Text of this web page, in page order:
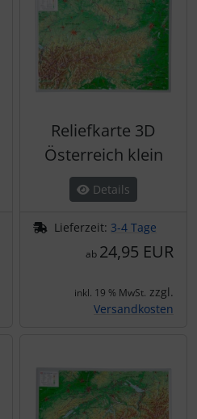
Reliefkarte 3D
Österreich klein
Details
Lieferzeit: 3-4 Tage
ab 24,95 EUR
inkl. 19 % MwSt. zzgl.
Versandkosten